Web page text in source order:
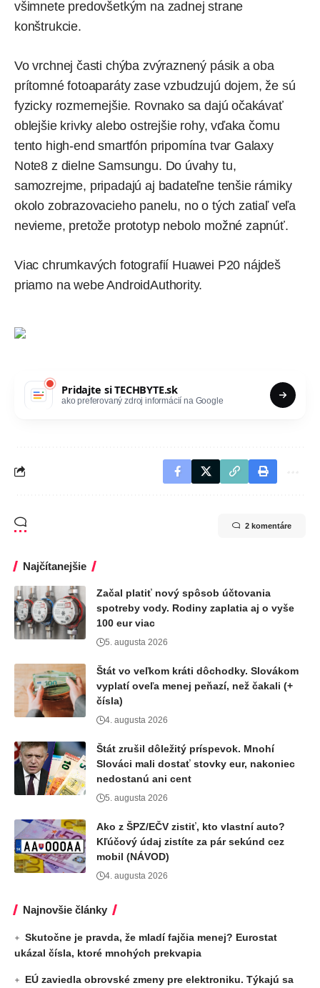
všimnete predovšetkým na zadnej strane
konštrukcie.
Vo vrchnej časti chýba zvýraznený pásik a oba
prítomné fotoaparáty zase vzbudzujú dojem, že sú
fyzicky rozmernejšie. Rovnako sa dajú očakávať
oblejšie krivky alebo ostrejšie rohy, vďaka čomu
tento high-end smartfón pripomína tvar Galaxy
Note8 z dielne Samsungu. Do úvahy tu,
samozrejme, pripadajú aj badateľne tenšie rámiky
okolo zobrazovacieho panelu, no o tých zatiaľ veľa
nevieme, pretože prototyp nebolo možné zapnúť.
Viac chrumkavých fotografií Huawei P20 nájdeš
priamo na webeAndroidAuthority.
Pridajte siTECHBYTE.sk
ako preferovaný zdroj informácií na Google
2 komentáre
Najčítanejšie
Začal platiť nový spôsob účtovania
spotreby vody. Rodiny zaplatia aj o vyše
100 eur viac
5. augusta 2026
Štát vo veľkom kráti dôchodky. Slovákom
vyplatí oveľa menej peňazí, než čakali (+
čísla)
4. augusta 2026
Štát zrušil dôležitý príspevok. Mnohí
Slováci mali dostať stovky eur, nakoniec
nedostanú ani cent
5. augusta 2026
Ako z ŠPZ/EČV zistiť, kto vlastní auto?
Kľúčový údaj zistíte za pár sekúnd cez
mobil (NÁVOD)
4. augusta 2026
Najnovšie články
Skutočne je pravda, že mladí fajčia menej? Eurostat
ukázal čísla, ktoré mnohých prekvapia
EÚ zaviedla obrovské zmeny pre elektroniku. Týkajú sa